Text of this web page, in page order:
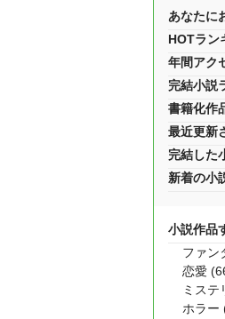
あなたに
HOTラン
年間アク
完結小説
書籍化作
最近更新
完結した
新着の小
小説作品
ファン
恋愛
ミステ
ホラー